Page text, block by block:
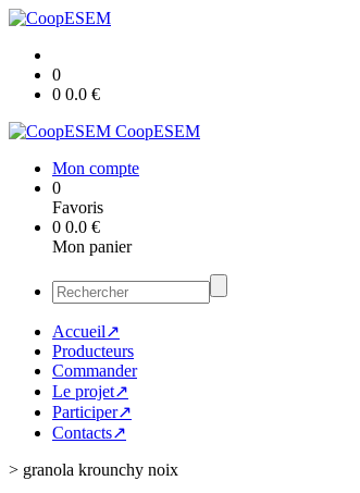
0
0 0.0 €
CoopESEM
Mon compte
0
Favoris
0 0.0 €
Mon panier
Accueil↗
Producteurs
Commander
Le projet↗
Participer↗
Contacts↗
> granola krounchy noix